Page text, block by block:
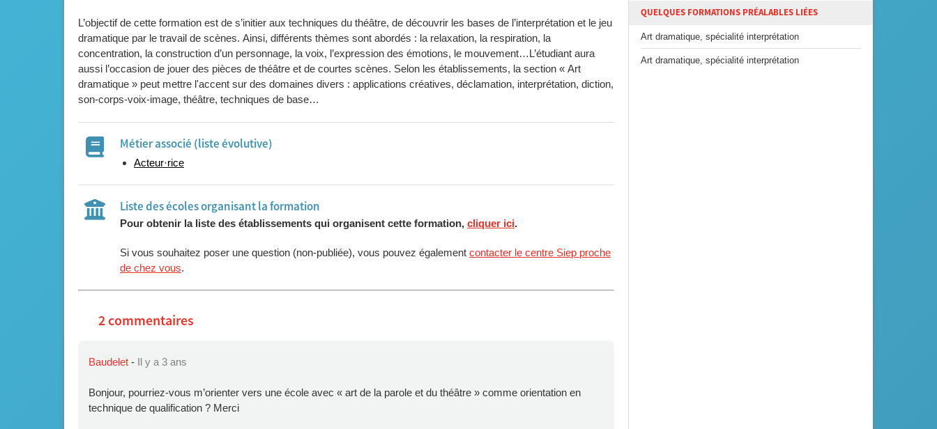
L’objectif de cette formation est de s’initier aux techniques du théâtre, de découvrir les bases de l’interprétation et le jeu
dramatique par le travail de scènes. Ainsi, différents thèmes sont abordés : la relaxation, la respiration, la
concentration, la construction d’un personnage, la voix, l’expression des émotions, le mouvement…L’étudiant aura
aussi l’occasion de jouer des pièces de théâtre et de courtes scènes. Selon les établissements, la section « Art
dramatique » peut mettre l'accent sur des domaines divers : applications créatives, déclamation, interprétation, diction,
son-corps-voix-image, théâtre, techniques de base…
Métier associé (liste évolutive)
Acteur·rice
Liste des écoles organisant la formation
Pour obtenir la liste des établissements qui organisent cette formation, cliquer ici.
Si vous souhaitez poser une question (non-publiée), vous pouvez également contacter le centre Siep proche
de chez vous.
2 commentaires
Baudelet - Il y a 3 ans
Bonjour, pourriez-vous m’orienter vers une école avec « art de la parole et du théâtre » comme orientation en
technique de qualification ? Merci
QUELQUES FORMATIONS PRÉALABLES LIÉES
Art dramatique, spécialité interprétation
Art dramatique, spécialité interprétation